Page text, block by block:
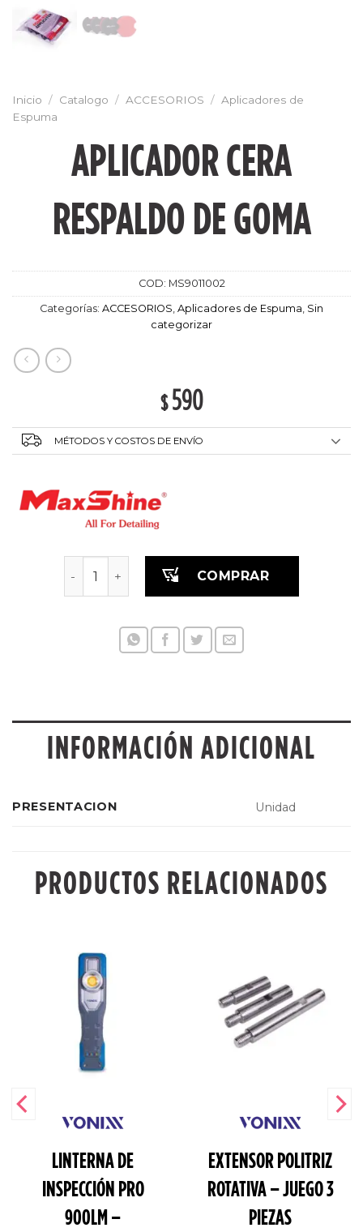
Inicio / Catalogo / ACCESORIOS / Aplicadores de
Espuma
APLICADOR CERA
RESPALDO DE GOMA
COD: MS9011002
Categorías: ACCESORIOS Aplicadores de Espuma Sin
categorizar
$ 590
MÉTODOS Y COSTOS DE ENVÍO
Aplicador Cera respaldo de Goma cantidad
COMPRAR
INFORMACIÓN ADICIONAL
PRESENTACION Unidad
PRODUCTOS RELACIONADOS
LINTERNA DE
INSPECCIÓN PRO
900LM –
EXTENSOR POLITRIZ
ROTATIVA – JUEGO 3
PIEZAS